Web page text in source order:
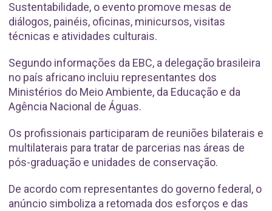
Sustentabilidade, o evento promove mesas de
diálogos, painéis, oficinas, minicursos, visitas
técnicas e atividades culturais.
Segundo informações da EBC, a delegação brasileira
no país africano incluiu representantes dos
Ministérios do Meio Ambiente, da Educação e da
Agência Nacional de Águas.
Os profissionais participaram de reuniões bilaterais e
multilaterais para tratar de parcerias nas áreas de
pós-graduação e unidades de conservação.
De acordo com representantes do governo federal, o
anúncio simboliza a retomada dos esforços e das